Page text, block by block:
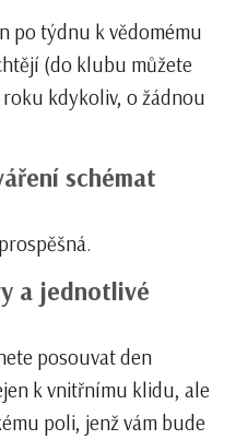
po týdnu k vědomému
(do klubu můžete
kdykoliv, o žádnou
schémat
a jednotlivé
posouvat den
k vnitřnímu klidu, ale
poli, jenž vám bude